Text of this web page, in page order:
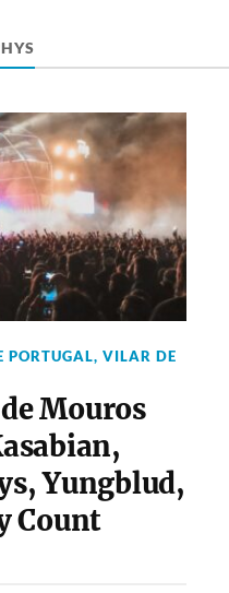
PORTUGAL, VILAR DE
Mouros
Yungblud,
Count